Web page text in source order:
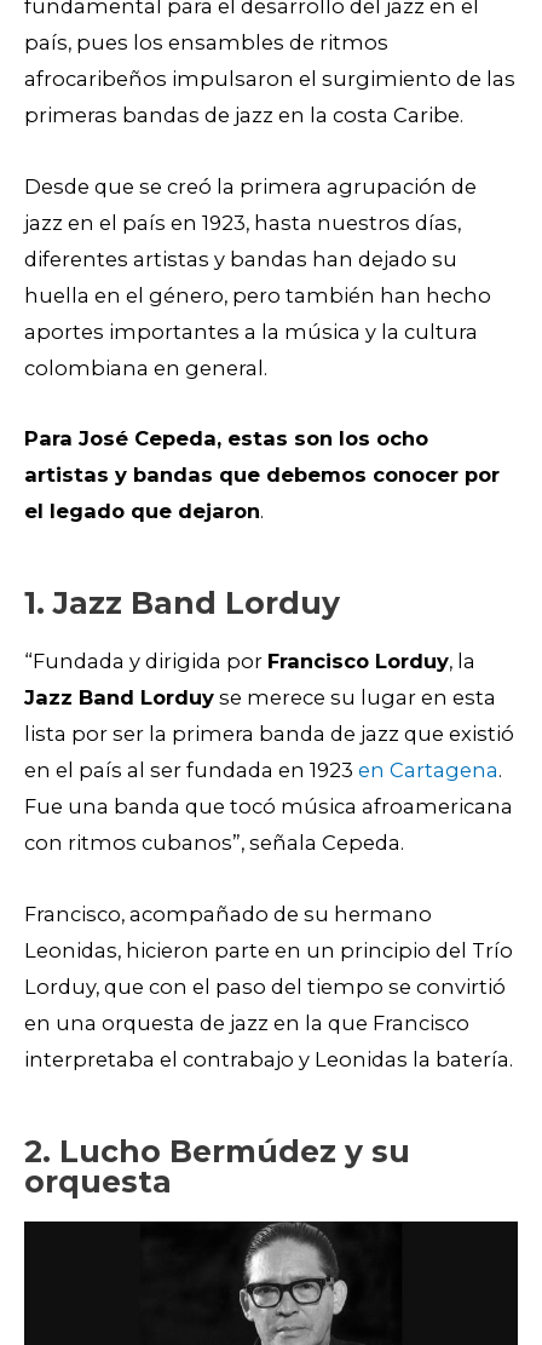
fundamental para el desarrollo del jazz en el
país, pues los ensambles de ritmos
afrocaribeños impulsaron el surgimiento de las
primeras bandas de jazz en la costa Caribe.
Desde que se creó la primera agrupación de
jazz en el país en 1923, hasta nuestros días,
diferentes artistas y bandas han dejado su
huella en el género, pero también han hecho
aportes importantes a la música y la cultura
colombiana en general.
Para José Cepeda, estas son los ocho
artistas y bandas que debemos conocer por
el legado que dejaron.
1. Jazz Band Lorduy
“Fundada y dirigida por Francisco Lorduy, la
Jazz Band Lorduy se merece su lugar en esta
lista por ser la primera banda de jazz que existió
en el país al ser fundada en 1923 en Cartagena.
Fue una banda que tocó música afroamericana
con ritmos cubanos”, señala Cepeda.
Francisco, acompañado de su hermano
Leonidas, hicieron parte en un principio del Trío
Lorduy, que con el paso del tiempo se convirtió
en una orquesta de jazz en la que Francisco
interpretaba el contrabajo y Leonidas la batería.
2. Lucho Bermúdez y su
orquesta